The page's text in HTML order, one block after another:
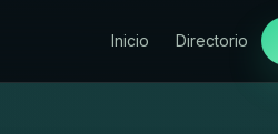
Inicio Directorio